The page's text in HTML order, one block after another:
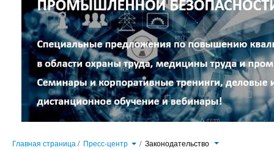
Главная страница / Пресс-центр / Законодательство